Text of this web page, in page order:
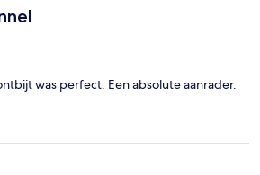
was perfect. Een absolute aanrader.